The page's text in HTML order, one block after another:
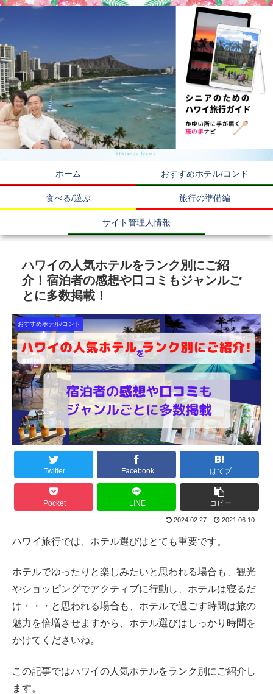
ホーム おすすめホテル/コンド
食べる/遊ぶ 旅行の準備編
サイト管理人情報
ハワイの人気ホテルをランク別にご紹
介！宿泊者の感想や口コミもジャンルご
とに多数掲載！
おすすめホテル/コンド
Twitter Facebook はてブ
Pocket LINE コピー
2024.02.27 2021.06.10
ハワイ旅行では、ホテル選びはとても重要です。
ホテルでゆったりと楽しみたいと思われる場合も、観光
やショッピングでアクティブに行動し、ホテルは寝るだ
け・・・と思われる場合も、ホテルで過ごす時間は旅の
魅力を倍増させますから、ホテル選びはしっかり時間を
かけてくださいね。
この記事ではハワイの人気ホテルをランク別にご紹介し
ます。